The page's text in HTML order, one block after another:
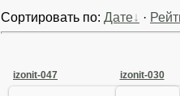
Сортировать по: Дате ·
izonit-047 izonit-030